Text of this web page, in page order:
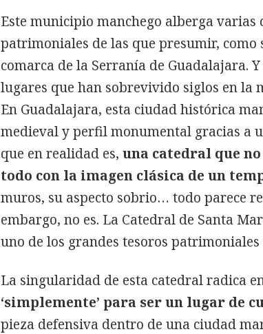
Este municipio manchego alberga
patrimoniales de las que presumir,
comarca de la Serranía de Guadalajara. Y
lugares que han sobrevivido siglos en la
En Guadalajara, esta ciudad histórica
medieval y perfil monumental gracias a
que en realidad es, una catedral que
todo con la imagen clásica de un
muros, su aspecto sobrio… todo parece
embargo, no es. La Catedral de Santa
uno de los grandes tesoros
La singularidad de esta catedral radica
‘simplemente’ para ser un lugar de
pieza defensiva dentro de una ciudad